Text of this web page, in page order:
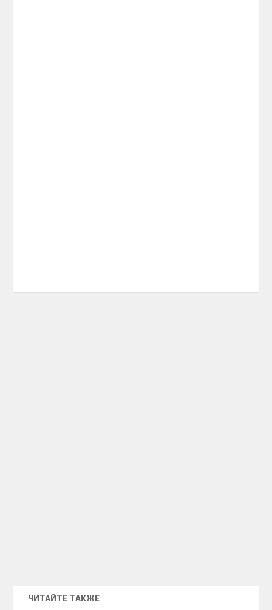
ЧИТАЙТЕ ТАКЖЕ